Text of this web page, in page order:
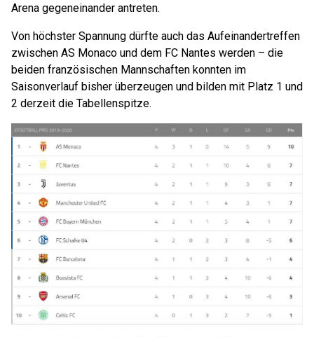
Arena gegeneinander antreten.
Von höchster Spannung dürfte auch das Aufeinandertreffen
zwischen AS Monaco und dem FC Nantes werden – die
beiden französischen Mannschaften konnten im
Saisonverlauf bisher überzeugen und bilden mit Platz 1 und
2 derzeit die Tabellenspitze.